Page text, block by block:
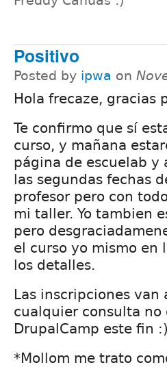
Positivo
Posted by ipwa on
Hola frecaze, gracias
Te confirmo que sí
curso, y mañana
página de escuelab y
las segundas fechas
profesor pero con
mi taller. Yo tambien
pero
el curso yo mismo en
los detalles.
Las inscripciones
cualquier consulta no
DrupalCamp este fin :)
*Mollom me trato